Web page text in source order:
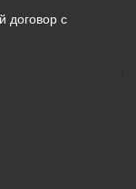
договор с